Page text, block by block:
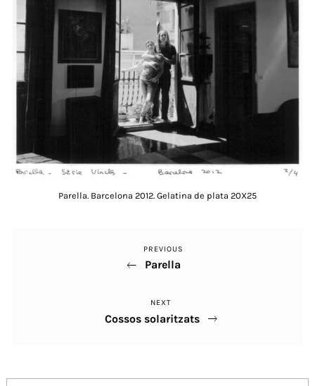
Parella. Barcelona 2012. Gelatina de plata 20X25
Previous
Post
PREVIOUS
Parella
Next
Post
NEXT
Cossos solaritzats